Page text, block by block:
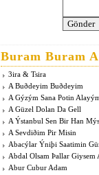
Buram Buram
3ira & Tsira
A Buðdeyim Buðdeyim
A Gýzým Sana Potin
A Güzel Dolan Da Gell
A Ýstanbul Sen Bir Han
A Sevdiðim Pir Misin
Abacýlar Ýniþi Saatimin
Abdal Olsam Þallar Giysem
Abur Cubur Adam